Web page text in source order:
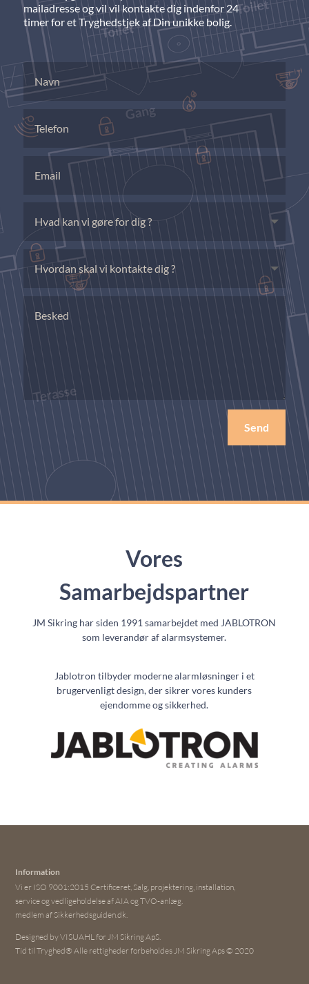
mailadresse og vil vil kontakte dig indenfor 24
timer for et Tryghedstjek af Din unikke bolig.
Send
Vores
Samarbejdspartner
JM Sikring har siden 1991 samarbejdet med JABLOTRON
som leverandør af alarmsystemer.
Jablotron tilbyder moderne alarmløsninger i et
brugervenligt design, der sikrer vores kunders
ejendomme og sikkerhed.
Information
Vi er ISO 9001:2015 Certificeret, Salg, projektering, installation,
service og vedligeholdelse af AIA og TVO-anlæg.
medlem af Sikkerhedsguiden.dk.
Designed by VISUAHL for JM Sikring ApS.
Tid til Tryghed® Alle rettigheder forbeholdes JM Sikring Aps © 2020